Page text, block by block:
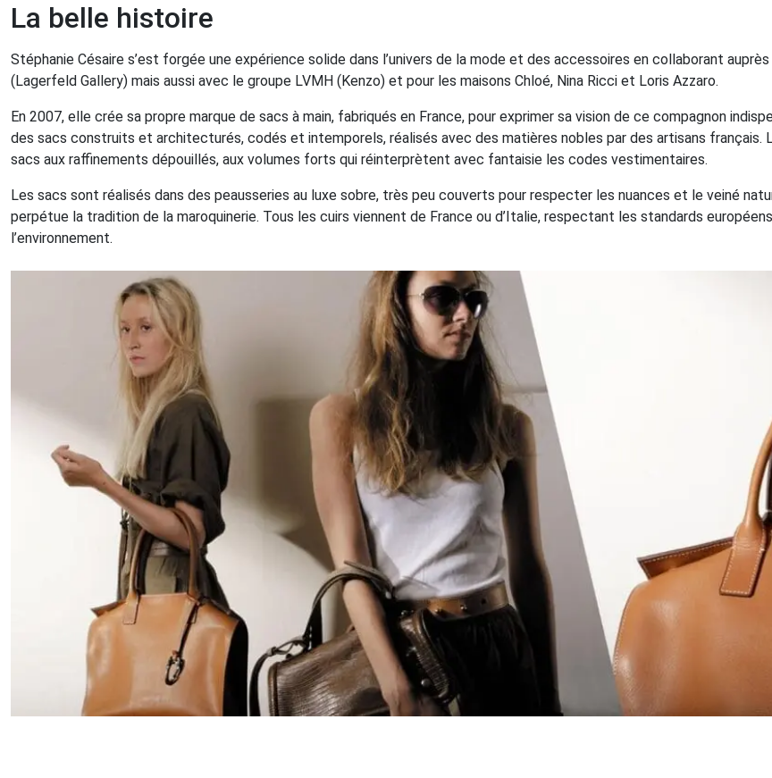
La belle histoire
Stéphanie Césaire s’est forgée une expérience solide dans l’univers de la mode et des accessoires en collaborant
(Lagerfeld Gallery) mais aussi avec le groupe LVMH (Kenzo) et pour les maisons Chloé, Nina Ricci et Loris Azzaro.
En 2007, elle crée sa propre marque de sacs à main, fabriqués en France, pour exprimer sa vision de ce compagnon
des sacs construits et architecturés, codés et intemporels, réalisés avec des matières nobles par des artisans français.
sacs aux raffinements dépouillés, aux volumes forts qui réinterprètent avec fantaisie les codes vestimentaires.
Les sacs sont réalisés dans des peausseries au luxe sobre, très peu couverts pour respecter les nuances et le veiné
perpétue la tradition de la maroquinerie. Tous les cuirs viennent de France ou d’Italie, respectant les standards
l’environnement.